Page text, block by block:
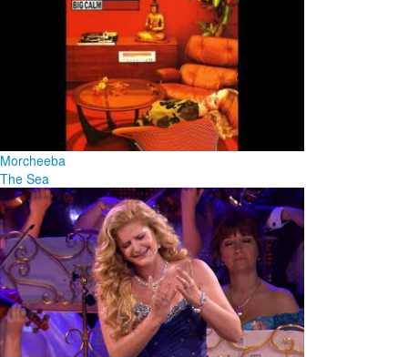
Morcheeba
The Sea